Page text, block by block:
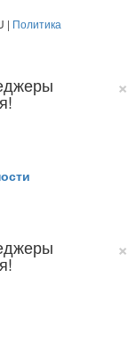
| Политика
×
×